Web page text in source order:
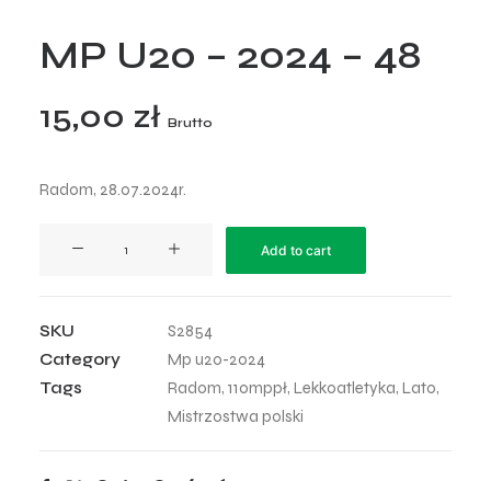
MP U20 – 2024 – 48
15,00 zł Brutto
Radom, 28.07.2024r.
2024
-
48
Add to cart
SKU
S2854
Category
Mp u20-2024
Tags
Radom, 110mppł, Lekkoatletyka, Lato,
Mistrzostwa polski